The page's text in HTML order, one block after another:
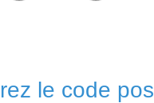
le code